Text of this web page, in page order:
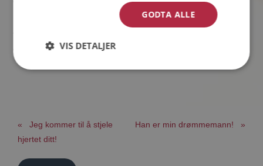
Takk til Møteplassen.
Hilsen Sissel og Robert
« Jeg kommer til å stjele
hjertet ditt!
Han er min drømmemann! »
GODTA ALLE
VIS DETALJER